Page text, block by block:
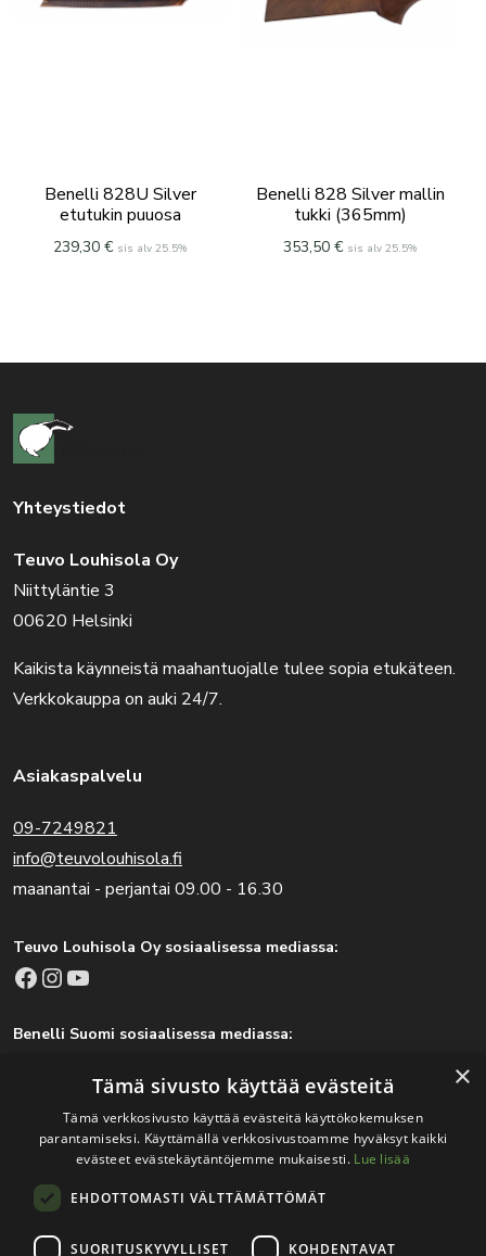
Benelli 828U Silver
etutukin puuosa
239,30 € sis alv 25.5%
Benelli 828 Silver mallin
tukki (365mm)
353,50 € sis alv 25.5%
Yhteystiedot
Teuvo Louhisola Oy
Niittyläntie 3
00620 Helsinki
Kaikista käynneistä maahantuojalle tulee sopia etukäteen.
Verkkokauppa on auki 24/7.
Asiakaspalvelu
09-7249821
info@teuvolouhisola.fi
maanantai - perjantai 09.00 - 16.30
Teuvo Louhisola Oy sosiaalisessa mediassa:
Facebook Instagram YouTube
Benelli Suomi sosiaalisessa mediassa:
Tärkeitä linkkejä
Rekisteri- ja tietosuojaseloste
Jälleenmyyjät
×
Tämä sivusto käyttää evästeitä
Tämä verkkosivusto käyttää evästeitä käyttökokemuksen
parantamiseksi. Käyttämällä verkkosivustoamme hyväksyt kaikki
evästeet evästekäytäntöjemme mukaisesti. Lue lisää
EHDOTTOMASTI VÄLTTÄMÄTTÖMÄT
SUORITUSKYVYLLISET KOHDENTAVAT